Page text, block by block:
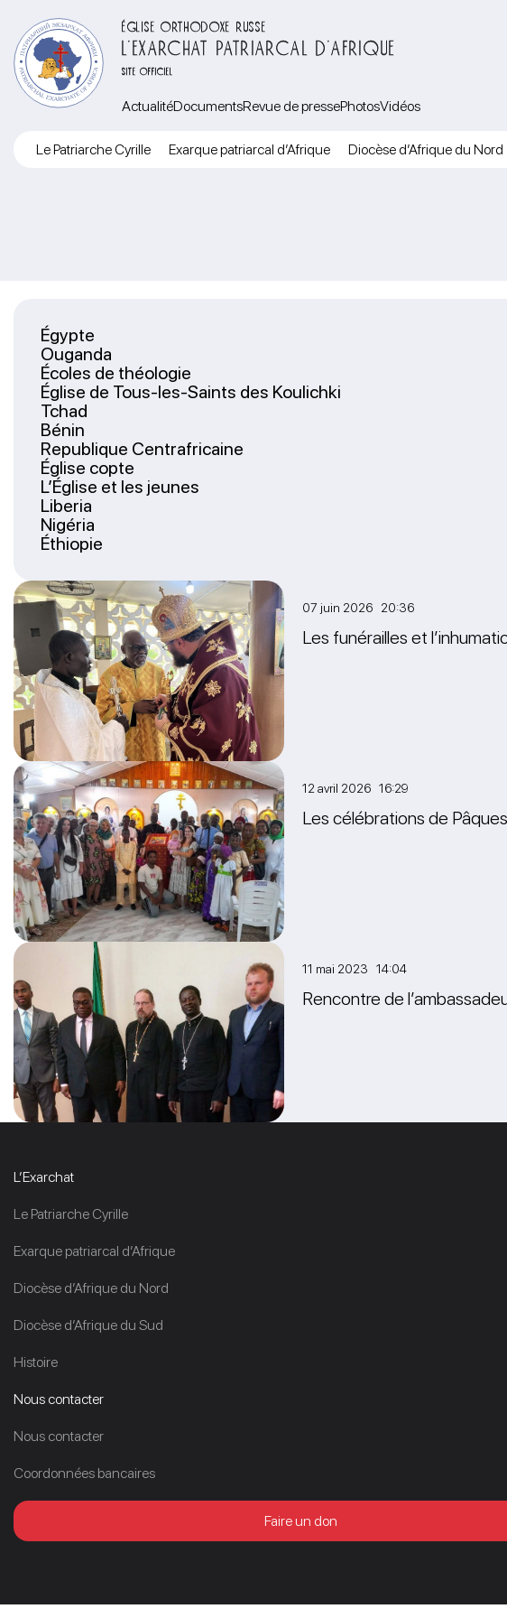
ÉGLISE ORTHODOXE RUSSE
L’EXARCHAT PATRIARCAL D’AFRIQUE
SITE OFFICIEL
ActualitéDocumentsRevue de pressePhotosVidéos
Le Patriarche Cyrille Exarque patriarcal d’Afrique Diocèse d’Afrique du Nord
Égypte
Ouganda
Écoles de théologie
Église de Tous-les-Saints des Koulichki
Tchad
Bénin
Republique Centrafricaine
Église copte
L’Église et les jeunes
Liberia
Nigéria
Éthiopie
07 juin 2026 20:36
Les funérailles et
12 avril 2026 16:29
Les célébrations de
11 mai 2023 14:04
Rencontre de
L’Exarchat
Le Patriarche Cyrille
Exarque patriarcal d’Afrique
Diocèse d’Afrique du Nord
Diocèse d’Afrique du Sud
Histoire
Nous contacter
Nous contacter
Coordonnées bancaires
Faire un don